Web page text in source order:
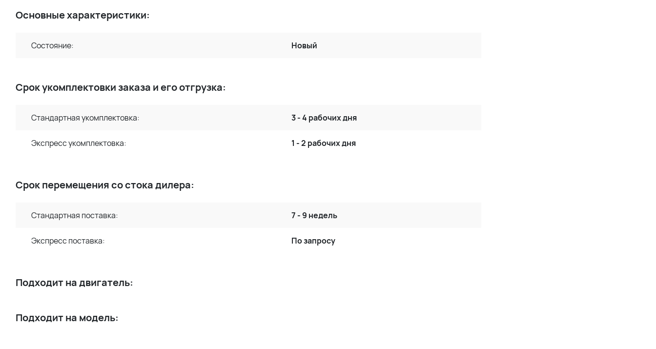
Основные характеристики:
Состояние: Новый
Срок укомплектовки заказа и его отгрузка:
Стандартная укомплектовка: 3 - 4 рабочих дня
Экспресс укомплектовка: 1 - 2 рабочих дня
Срок перемещения со стока дилера:
Стандартная поставка: 7 - 9 недель
Экспресс поставка: По запросу
Подходит на двигатель:
Подходит на модель: